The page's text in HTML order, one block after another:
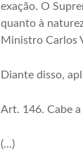
exação. O
quanto à
Ministro Carlos
Diante disso,
Art. 146. Cabe
(…)